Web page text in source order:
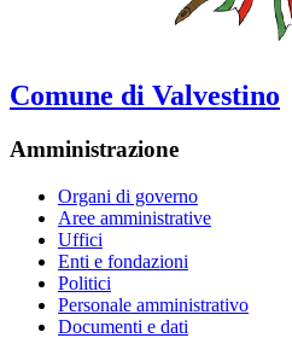
Comune di Valvestino
Amministrazione
Organi di governo
Aree amministrative
Uffici
Enti e fondazioni
Politici
Personale amministrativo
Documenti e dati